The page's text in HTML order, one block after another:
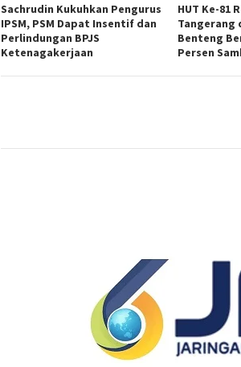
Sachrudin Kukuhkan Pengurus
IPSM, PSM Dapat Insentif dan
Perlindungan BPJS
Ketenagakerjaan
HUT Ke-81
Tangerang
Benteng
Persen